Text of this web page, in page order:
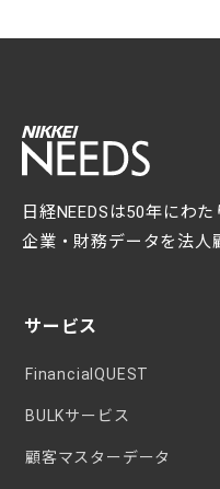
日経NEEDSは50年にわた
企業・財務データを法人
サービス
FinancialQUEST
BULKサービス
顧客マスターデータ